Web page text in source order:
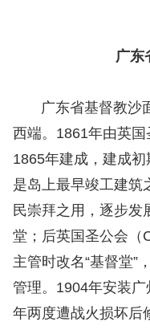
广东
广东省基督教沙
西端。1861年由英国
1865年建成，建成
是岛上最早竣工建筑
民崇拜之用，逐步发
堂；后英国圣公会（
主管时改名“基督堂”
管理。1904年安装
年两度遭战火损坏后